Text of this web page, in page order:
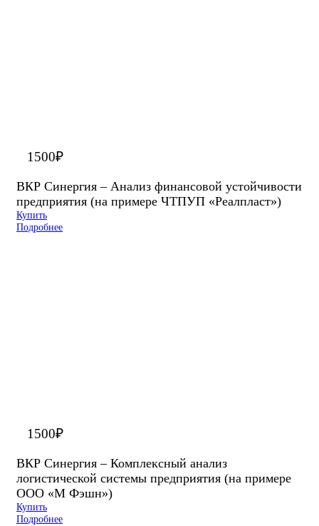
1500₽
ВКР Синергия – Анализ финансовой устойчивости
предприятия (на примере ЧТПУП «Реалпласт»)
Купить
Подробнее
1500₽
ВКР Синергия – Комплексный анализ
логистической системы предприятия (на примере
ООО «М Фэшн»)
Купить
Подробнее